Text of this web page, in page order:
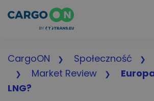
CargoON Społeczność
Market Review
LNG?